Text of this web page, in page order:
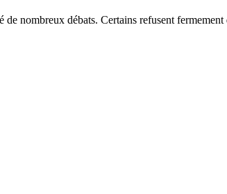
nombreux débats. Certains refusent fermement